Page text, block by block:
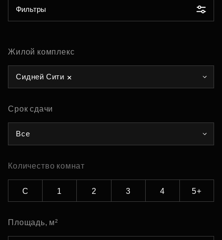
Фильтры
Жилой комплекс
Сидней Сити
Срок сдачи
Все
Количество комнат
С 1 2 3 4 5+
Площадь, м²